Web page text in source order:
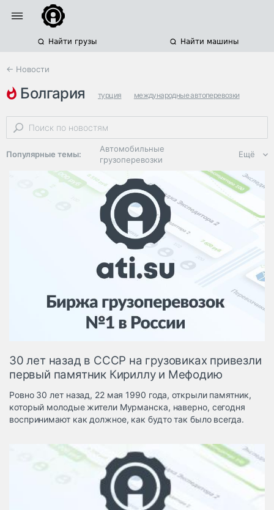
Найти грузы Найти машины
← Новости
болгария турция международные автоперевозки
восточная европа
Популярные темы:
Автомобильные
грузоперевозки
Региональная
логистика
ЭДО, ИТ в
логистике
Дороги,
инфраструктура
Логистика, грузы
Негабаритные и
опасные грузы
Безопасность и
Таможня и ВЭД
грузовые
терминалы
Коммерческий
Спецтехника
Автосервис,
запчасти, шины
Ещё
30 лет назад в СССР на грузовиках привезли
первый памятник Кириллу и Мефодию
Ровно 30 лет назад, 22 мая 1990 года, открыли памятник,
который молодые жители Мурманска, наверно, сегодня
воспринимают как должное, как будто так было всегда.